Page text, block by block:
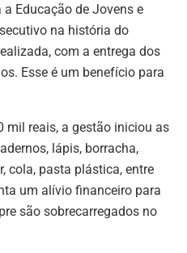
Educação de Jovens e
na história do
com a entrega dos
Esse é um benefício para
mil reais, a gestão iniciou as
lápis, borracha,
cola, pasta plástica, entre
um alívio financeiro para
são sobrecarregados no